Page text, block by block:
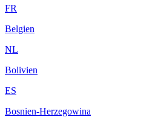
FR
Belgien
NL
Bolivien
ES
Bosnien-Herzegowina